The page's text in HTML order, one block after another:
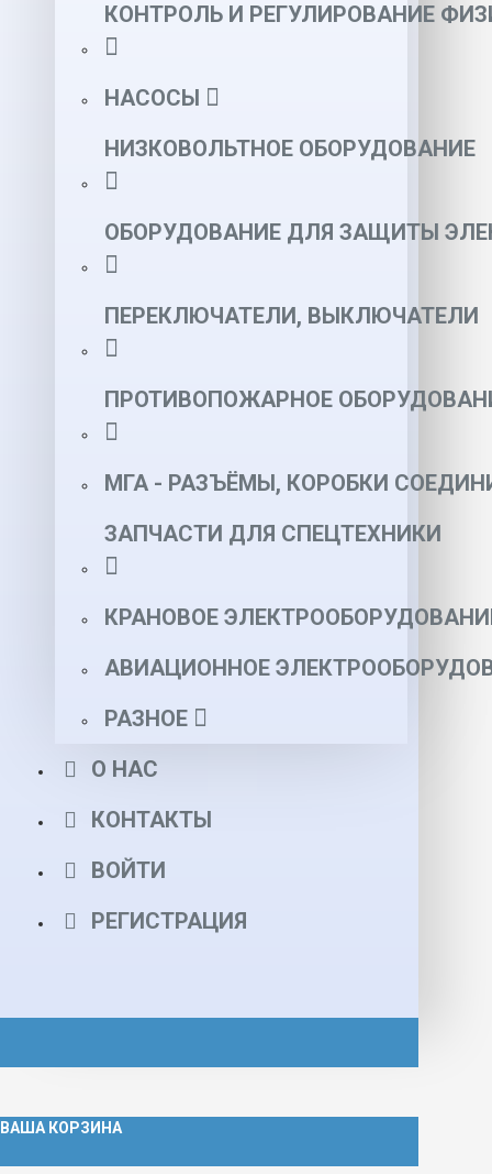
КОНТРОЛЬ И РЕГУЛИРОВАНИЕ
НАСОСЫ
НИЗКОВОЛЬТНОЕ ОБОРУДОВАНИЕ
ОБОРУДОВАНИЕ ДЛЯ ЗАЩИТЫ
ПЕРЕКЛЮЧАТЕЛИ, ВЫКЛЮЧАТЕЛИ
ПРОТИВОПОЖАРНОЕ
МГА - РАЗЪЁМЫ, КОРОБКИ
ЗАПЧАСТИ ДЛЯ СПЕЦТЕХНИКИ
КРАНОВОЕ
АВИАЦИОННОЕ
РАЗНОЕ
О НАС
КОНТАКТЫ
ВОЙТИ
РЕГИСТРАЦИЯ
ВАША КОРЗИНА